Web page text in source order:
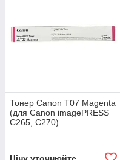
Тонер Canon T07 Magenta
(для Canon imagePRESS
C265, C270)
Ціну уточнюйте